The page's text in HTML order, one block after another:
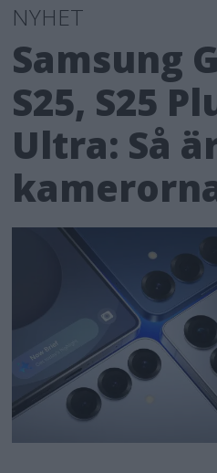
NYHET
Samsung
S25, S25
Ultra: Så